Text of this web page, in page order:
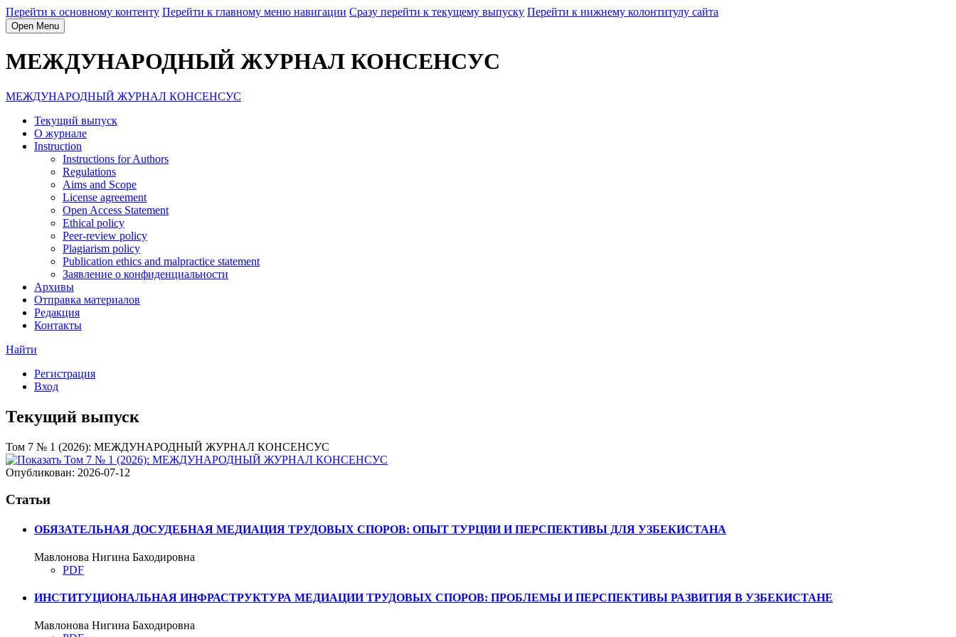
Перейти к основному контенту Перейти к главному меню навигации Сразу перейти к текущему выпуску Перейти к нижнему колонтитулу сайта
Open Menu
МЕЖДУНАРОДНЫЙ ЖУРНАЛ КОНСЕНСУС
МЕЖДУНАРОДНЫЙ ЖУРНАЛ КОНСЕНСУС
Текущий выпуск
О журнале
Instruction
Instructions for Authors
Regulations
Aims and Scope
License agreement
Open Access Statement
Ethical policy
Peer-review policy
Plagiarism policy
Publication ethics and malpractice statement
Заявление о конфиденциальности
Архивы
Отправка материалов
Редакция
Контакты
Найти
Регистрация
Вход
Текущий выпуск
Том 7 № 1 (2026): МЕЖДУНАРОДНЫЙ ЖУРНАЛ КОНСЕНСУС
Опубликован: 2026-07-12
Статьи
ОБЯЗАТЕЛЬНАЯ ДОСУДЕБНАЯ МЕДИАЦИЯ ТРУДОВЫХ СПОРОВ: ОПЫТ ТУРЦИИ И ПЕРСПЕКТИВЫ ДЛЯ УЗБЕКИСТАНА
Мавлонова Нигина Баходировна
PDF
ИНСТИТУЦИОНАЛЬНАЯ ИНФРАСТРУКТУРА МЕДИАЦИИ ТРУДОВЫХ СПОРОВ: ПРОБЛЕМЫ И ПЕРСПЕКТИВЫ РАЗВИТИЯ В УЗБЕКИСТАНЕ
Мавлонова Нигина Баходировна